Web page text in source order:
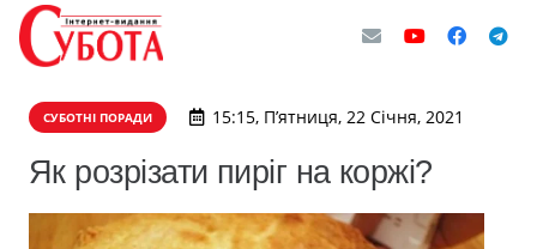
СУБОТНІ ПОРАДИ 15:15, П’ятниця, 22 Січня, 2021
Як розрізати пиріг на коржі?